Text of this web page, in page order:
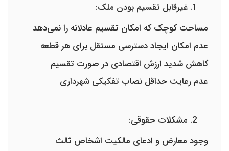
غیرقابل تقسیم بودن ملک:
مساحت کوچک که امکان تقسیم عادلانه را نمی‌دهد
عدم امکان ایجاد دسترسی مستقل برای هر قطعه
کاهش شدید ارزش اقتصادی در صورت تقسیم
عدم رعایت حداقل نصاب تفکیکی شهرداری
مشکلات حقوقی:
وجود معارض و ادعای مالکیت اشخاص ثالث